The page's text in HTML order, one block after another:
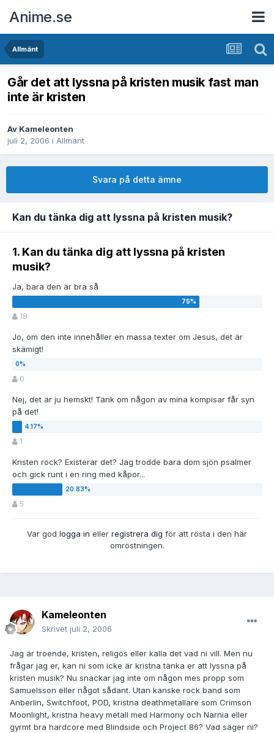
Anime.se
Allmänt
Går det att lyssna på kristen musik fast man
inte är kristen
Av Kameleonten
juli 2, 2006 i Allmänt
Svara på detta ämne
Kan du tänka dig att lyssna på kristen musik?
1. Kan du tänka dig att lyssna på kristen
musik?
Ja, bara den är bra så
18
Jo, om den inte innehåller en massa texter om Jesus, det är
skämigt!
0
Nej, det är ju hemskt! Tänk om någon av mina kompisar får syn
på det!
1
Kristen rock? Existerar det? Jag trodde bara dom sjön psalmer
och gick runt i en ring med kåpor...
5
Var god logga in eller registrera dig för att rösta i den här
omröstningen.
Kameleonten
Skrivet juli 2, 2006
Jag är troende, kristen, religös eller kalla det vad ni vill. Men nu
frågar jag er, kan ni som icke är kristna tänka er att lyssna på
kristen musik? Nu snackar jag inte om någon mes propp som
Samuelsson eller något sådant. Utan kanske rock band som
Anberlin, Switchfoot, POD, kristna deathmetallare som Crimson
Moonlight, kristna heavy metall med Harmony och Narnia eller
gyrmt bra hardcore med Blindside och Project 86? Vad säger ni?